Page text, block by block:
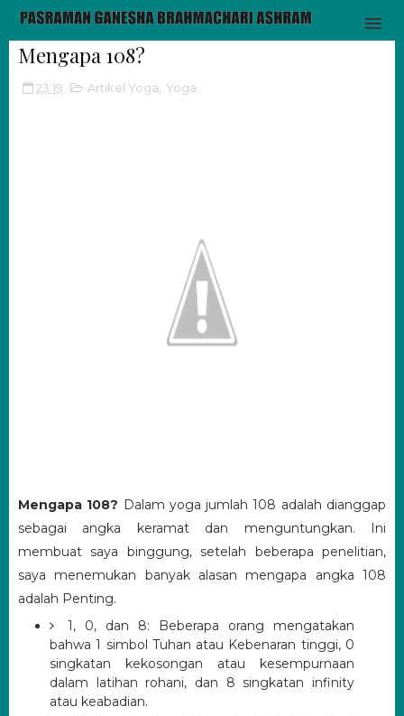
Mengapa 108?
23.19 Artikel Yoga Yoga
Mengapa 108? Dalam yoga jumlah 108 adalah dianggap
sebagai angka keramat dan menguntungkan.
Ini
membuat saya binggung, setelah beberapa penelitian,
saya menemukan banyak alasan mengapa angka 108
adalah Penting.
1, 0, dan 8: Beberapa orang mengatakan
bahwa 1 simbol Tuhan atau Kebenaran tinggi, 0
singkatan kekosongan atau kesempurnaan
dalam latihan rohani, dan 8 singkatan infinity
atau keabadian.